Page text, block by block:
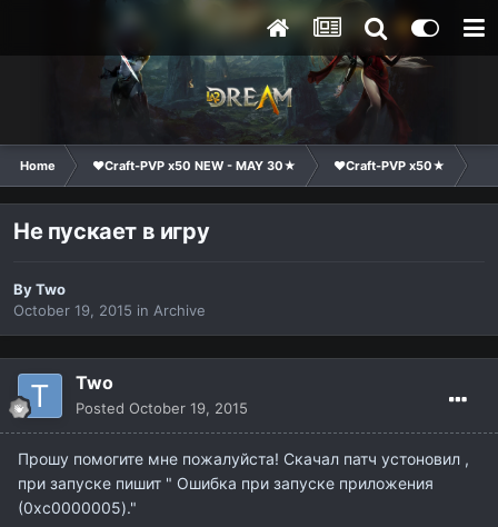
Home ❤Craft-PVP x50 NEW - MAY 30★ ❤Craft-PVP x50★
Не пускает в игру
ByTwo
October 19, 2015 in Archive
Two
Posted October 19, 2015
Прошу помогите мне пожалуйста! Скачал патч устоновил ,
при запуске пишит " Ошибка при запуске приложения
(0xc0000005)."